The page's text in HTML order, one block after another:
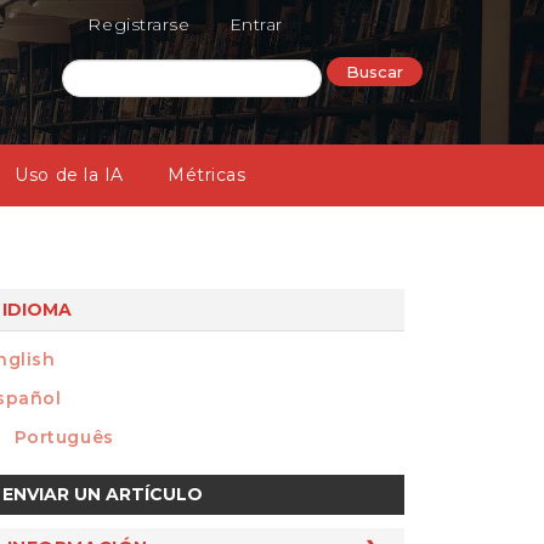
Registrarse Entrar
Uso de la IA Métricas
Buscar
IDIOMA
Português
ENVIAR UN ARTÍCULO